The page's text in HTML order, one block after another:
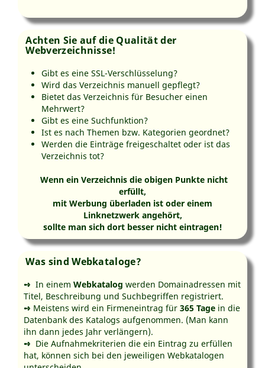
Achten Sie auf die Qualität der
Webverzeichnisse!
Gibt es eine SSL-Verschlüsselung?
Wird das Verzeichnis manuell gepflegt?
Bietet das Verzeichnis für Besucher einen
Mehrwert?
Gibt es eine Suchfunktion?
Ist es nach Themen bzw. Kategorien geordnet?
Werden die Einträge freigeschaltet oder ist das
Verzeichnis tot?
Wenn ein Verzeichnis die obigen Punkte nicht
erfüllt,
mit Werbung überladen ist oder einem
Linknetzwerk angehört,
sollte man sich dort besser nicht eintragen!
Was sind Webkataloge?
➺ In einemWebkatalog werden Domainadressen mit
Titel, Beschreibung und Suchbegriffen registriert.
➺ Meistens wird ein Firmeneintrag für365 Tage in die
Datenbank des Katalogs aufgenommen. (Man kann
ihn dann jedes Jahr verlängern).
➺ Die Aufnahmekriterien die ein Eintrag zu erfüllen
hat, können sich bei den jeweiligen Webkatalogen